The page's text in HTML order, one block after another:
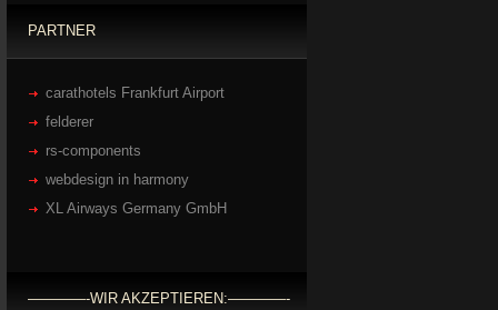
PARTNER
carathotels Frankfurt Airport
felderer
rs-components
webdesign in harmony
XL Airways Germany GmbH
————-WIR AKZEPTIEREN:————-